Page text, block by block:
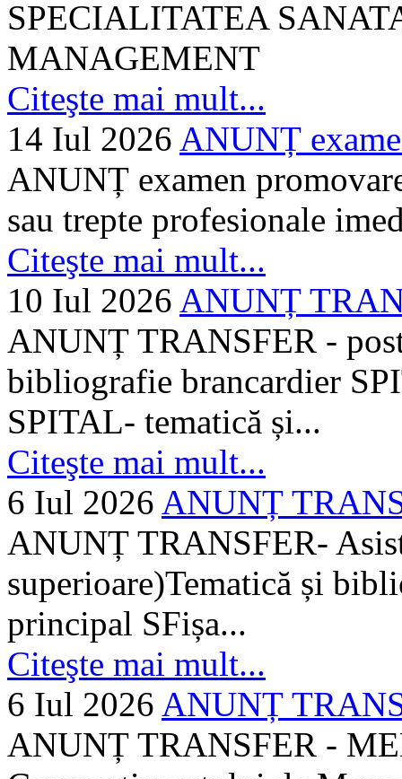
SPECIALITATEA
MANAGEMENT
Citeşte mai mult...
14 Iul 2026 ANUNȚ
ANUNȚ examen
sau trepte profesionale
Citeşte mai mult...
10 Iul 2026 ANUNȚ
ANUNȚ TRANSFER -
bibliografie brancardier
SPITAL- tematică și...
Citeşte mai mult...
6 Iul 2026 ANUNȚ
ANUNȚ TRANSFER-
superioare)Tematică și
principal SFișa...
Citeşte mai mult...
6 Iul 2026 ANUNȚ
ANUNȚ TRANSFER -